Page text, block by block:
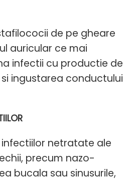
de pe gheare
auricular ce mai
infectii cu productie de
ingustarea conductului
infectiilor netratate ale
precum nazo-
bucala sau sinusurile,